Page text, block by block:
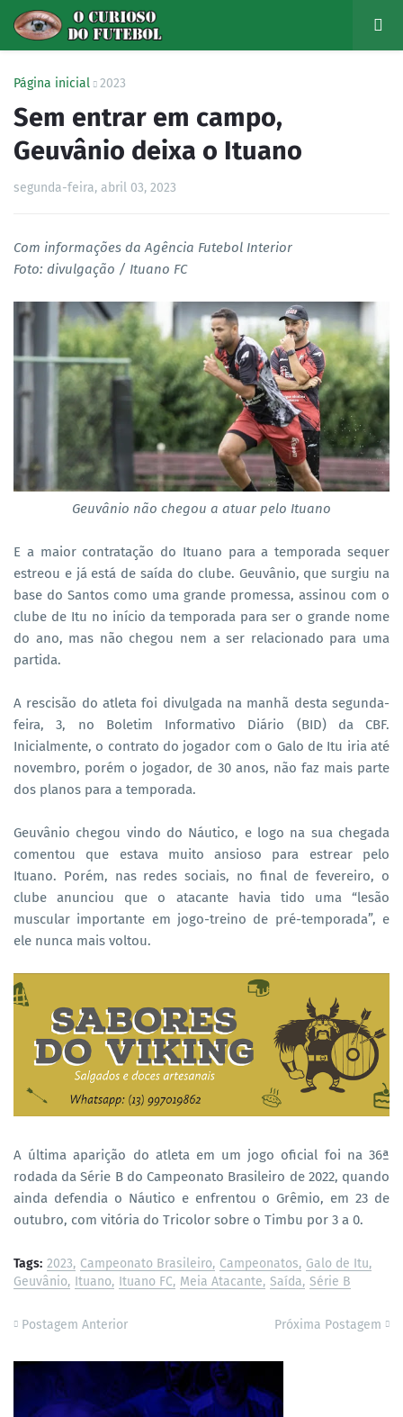
Página inicial 2023
Sem entrar em campo,
Geuvânio deixa o Ituano
segunda-feira, abril 03, 2023
Com informações da Agência Futebol Interior
Foto: divulgação / Ituano FC
Geuvânio não chegou a atuar pelo Ituano
E a maior contratação do Ituano para a temporada sequer
estreou e já está de saída do clube. Geuvânio, que surgiu na
base do Santos como uma grande promessa, assinou com o
clube de Itu no início da temporada para ser o grande nome
do ano, mas não chegou nem a ser relacionado para uma
partida.
A rescisão do atleta foi divulgada na manhã desta segunda-
feira, 3, no Boletim Informativo Diário (BID) da CBF.
Inicialmente, o contrato do jogador com o Galo de Itu iria até
novembro, porém o jogador, de 30 anos, não faz mais parte
dos planos para a temporada.
Geuvânio chegou vindo do Náutico, e logo na sua chegada
comentou que estava muito ansioso para estrear pelo
Ituano. Porém, nas redes sociais, no final de fevereiro, o
clube anunciou que o atacante havia tido uma “lesão
muscular importante em jogo-treino de pré-temporada”, e
ele nunca mais voltou.
A última aparição do atleta em um jogo oficial foi na 36ª
rodada da Série B do Campeonato Brasileiro de 2022, quando
ainda defendia o Náutico e enfrentou o Grêmio, em 23 de
outubro, com vitória do Tricolor sobre o Timbu por 3 a 0.
Tags: 2023 Campeonato Brasileiro Campeonatos Galo de Itu
Geuvânio Ituano Ituano FC Meia Atacante Saída Série B
Postagem Anterior Próxima Postagem